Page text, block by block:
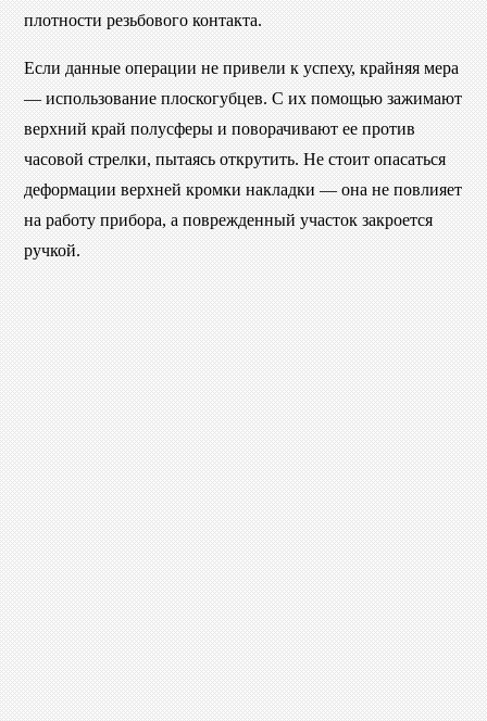
плотности резьбового контакта.
Если данные операции не привели к успеху, крайняя мера
— использование плоскогубцев. С их помощью зажимают
верхний край полусферы и поворачивают ее против
часовой стрелки, пытаясь открутить. Не стоит опасаться
деформации верхней кромки накладки — она не повлияет
на работу прибора, а поврежденный участок закроется
ручкой.